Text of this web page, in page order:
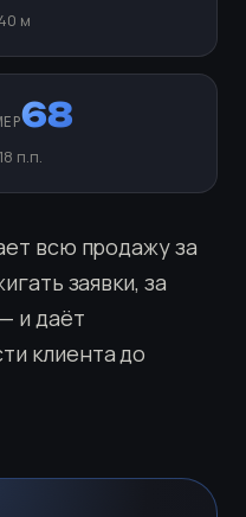
м
68
п.п.
всю продажу за
заявки, за
и даёт
клиента до